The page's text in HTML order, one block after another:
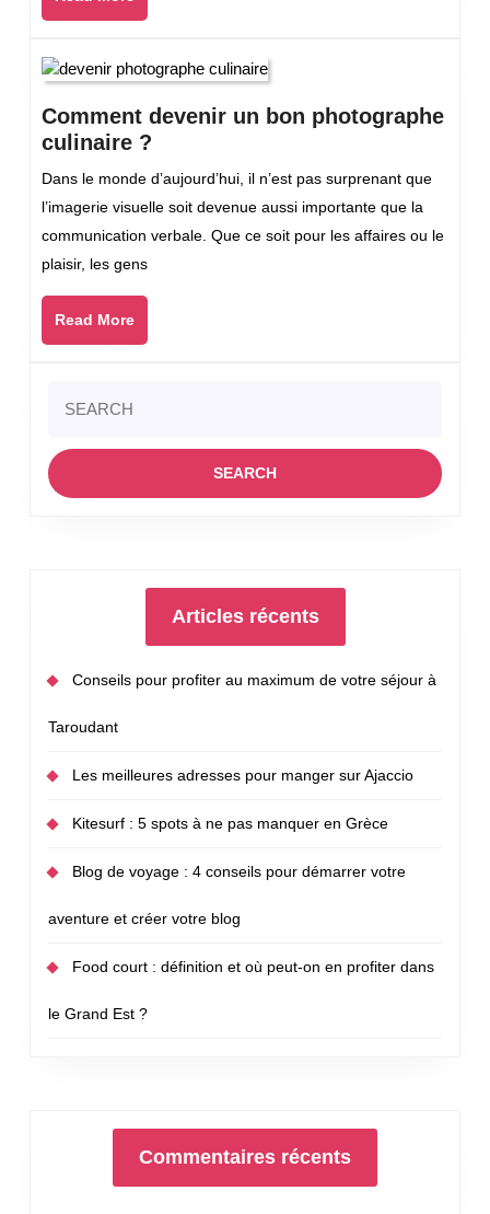
façon
:
de
More
Comment devenir un bon photographe
culinaire ?
devenir
bon
photographe
‍Dans le monde d’aujourd’hui, il n’est pas surprenant que
l’imagerie visuelle soit devenue aussi importante que la
communication verbale. Que ce soit pour les affaires ou le
plaisir, les gens
Read MoreRead
More
for:
Articles récents
Conseils pour profiter au maximum de votre séjour à
Taroudant
Les meilleures adresses pour manger sur Ajaccio
Kitesurf : 5 spots à ne pas manquer en Grèce
Blog de voyage : 4 conseils pour démarrer votre
aventure et créer votre blog
Food court : définition et où peut-on en profiter dans
le Grand Est ?
Commentaires récents